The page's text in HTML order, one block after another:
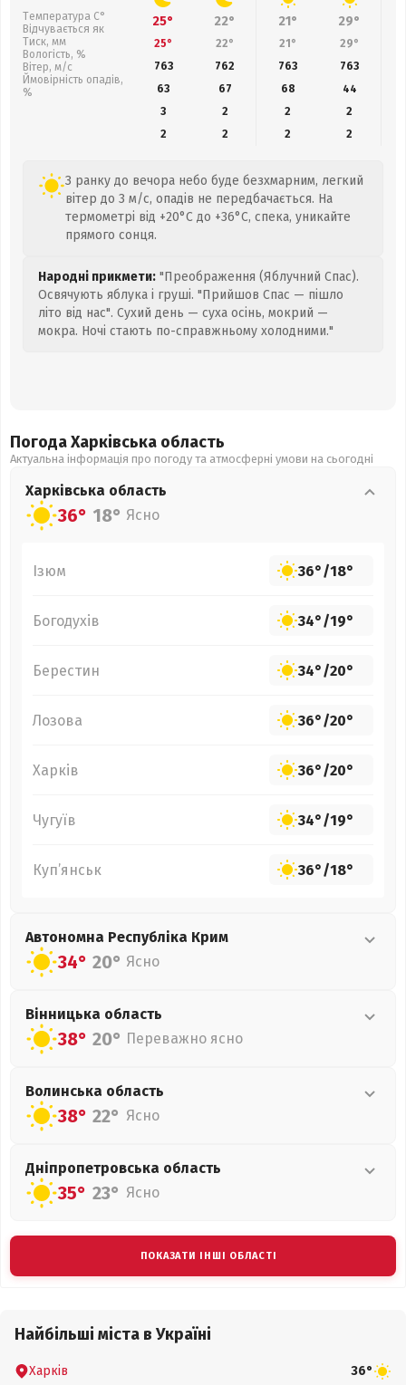
Температура С°
Відчувається як
Тиск, мм
Вологість, %
Вітер, м/с
Ймовірність опадів,
%
25° 22° 21° 29°
25° 22° 21° 29°
763
762 763 763
63
67 68 44
3
2 2
2
2
2 2 2
З ранку до вечора небо буде безхмарним, легкий
вітер до 3 м/с, опадів не передбачається. На
термометрі від +20°C до +36°C, спека, уникайте
прямого сонця.
Народні прикмети: "Преображення (Яблучний Спас).
Освячують яблука і груші. "Прийшов Спас — пішло
літо від нас". Сухий день — суха осінь, мокрий —
мокра. Ночі стають по-справжньому холодними."
Погода Харківська область
Актуальна інформація про погоду та атмосферні умови на сьогодні
Харківська область
36° 18° Ясно
Ізюм 36°/18°
Богодухів 34°/19°
Берестин 34°/20°
Лозова 36°/20°
Харків 36°/20°
Чугуїв 34°/19°
Куп’янськ 36°/18°
Автономна Республіка Крим
34° 20° Ясно
Вінницька область
38° 20° Переважно ясно
Волинська область
38° 22° Ясно
Дніпропетровська область
35° 23° Ясно
ПОКАЗАТИ ІНШІ ОБЛАСТІ
Найбільші міста в Україні
Харків 36°